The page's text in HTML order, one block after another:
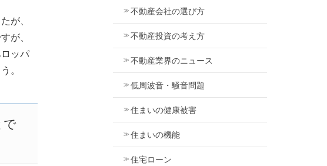
が、
が、
ッパ
。
で
不動産会社の選び方
不動産投資の考え方
不動産業界のニュース
低周波音・騒音問題
住まいの健康被害
住まいの機能
住宅ローン